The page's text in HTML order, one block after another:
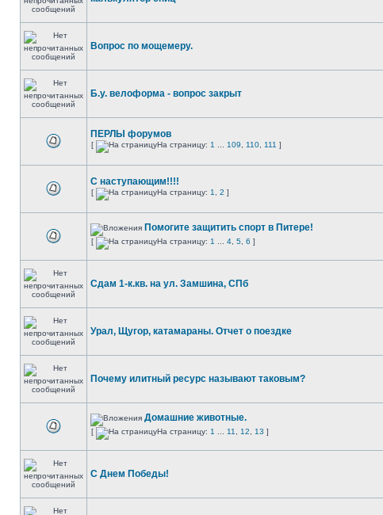
Вопрос по мощемеру.
Б.у. велоформа - вопрос закрыт
ПЕРЛЫ форумов
[ На страницу: 1 109 110 111 ]
С наступающим!!!!
[ На страницу: 1 2 ]
Помогите защитить спорт в Питере!
[ На страницу: 1 4 5 6 ]
Сдам 1-к.кв. на ул. Замшина, СПб
Урал, Щугор, катамараны. Отчет о поездке
Почему илитный ресурс называют таковым?
Домашние животные.
[ На страницу: 1 11 12 13 ]
С Днем Победы!